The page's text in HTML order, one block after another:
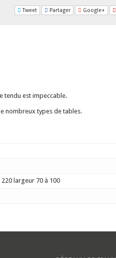
Tweet Partager Google+
tendu est impeccable.
nombreux types de tables.
largeur 70 à 100